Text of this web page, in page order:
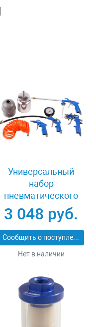
Универсальный
набор
пневматического
инструмента 5
предметов Зубр
06458-H5
3 048 руб.
Сообщить о поступлении
Нет в наличии